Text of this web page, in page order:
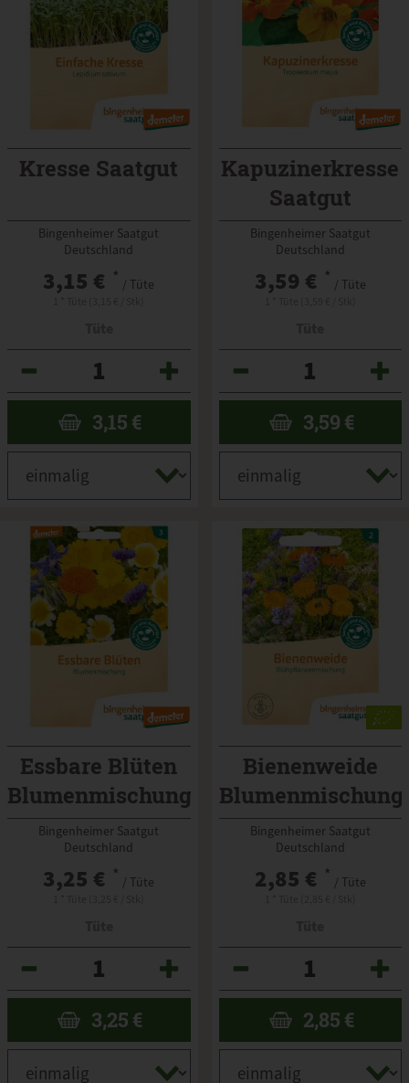
Kresse Saatgut
Bingenheimer Saatgut
Deutschland
3,15 € * / Tüte
3,15 €
Kapuzinerkresse
Saatgut
Bingenheimer Saatgut
Deutschland
3,59 € * / Tüte
3,59 €
Essbare Blüten
Blumenmischung
Bingenheimer Saatgut
Deutschland
3,25 € * / Tüte
3,25 €
Bienenweide
Blumenmischung
Bingenheimer Saatgut
Deutschland
2,85 € * / Tüte
2,85 €